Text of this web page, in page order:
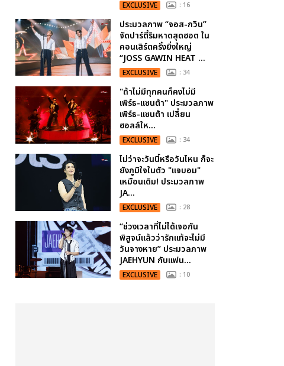
EXCLUSIVE : 16
ประมวลภาพ “จอส-กวิน”
จัดปาร์ตี้ริมหาดสุดฮอต ใน
คอนเสิร์ตครั้งยิ่งใหญ่
“JOSS GAWIN HEAT ...
EXCLUSIVE : 34
"ถ้าไม่มีทุกคนก็คงไม่มี
เพิร์ธ-แซนต้า" ประมวลภาพ
เพิร์ธ-แซนต้า เปลี่ยน
ฮอลล์ให...
EXCLUSIVE : 34
ไม่ว่าจะวันนี้หรือวันไหน ก็จะ
ยังภูมิใจในตัว "แจบอม"
เหมือนเดิม! ประมวลภาพ
JA...
EXCLUSIVE : 28
“ช่วงเวลาที่ไม่ได้เจอกัน
พิสูจน์แล้วว่ารักแท้จะไม่มี
วันจางหาย” ประมวลภาพ
JAEHYUN กับแฟน...
EXCLUSIVE : 10